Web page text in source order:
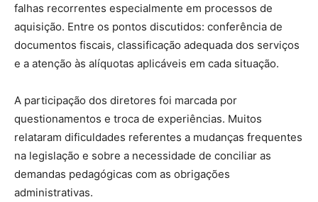
falhas recorrentes especialmente em processos de
aquisição. Entre os pontos discutidos: conferência de
documentos fiscais, classificação adequada dos serviços
e a atenção às alíquotas aplicáveis em cada situação.
A participação dos diretores foi marcada por
questionamentos e troca de experiências. Muitos
relataram dificuldades referentes a mudanças frequentes
na legislação e sobre a necessidade de conciliar as
demandas pedagógicas com as obrigações
administrativas.